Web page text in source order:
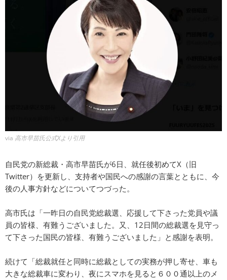
via 高市早苗氏公式Xより引用
自民党の新総裁・高市早苗氏が6日、就任後初めてX（旧
Twitter）を更新し、支持者や国民への感謝の言葉とともに、今
後の人事方針などについてつづった。
高市氏は「一昨日の自民党総裁選、応援して下さった党員や議
員の皆様、有難うございました。又、12日間の総裁選を見守っ
て下さった国民の皆様、有難うございました」と感謝を表明。
続けて「総裁就任と同時に総裁としての実務が押し寄せ、車も
大きな総裁車に変わり、夜にスマホを見ると６００通以上のメ